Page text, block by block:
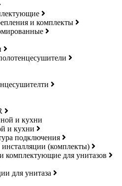
и комплекты
и кухни
подключения
(комплекты)
комплектующие для унитазов
для унитаза